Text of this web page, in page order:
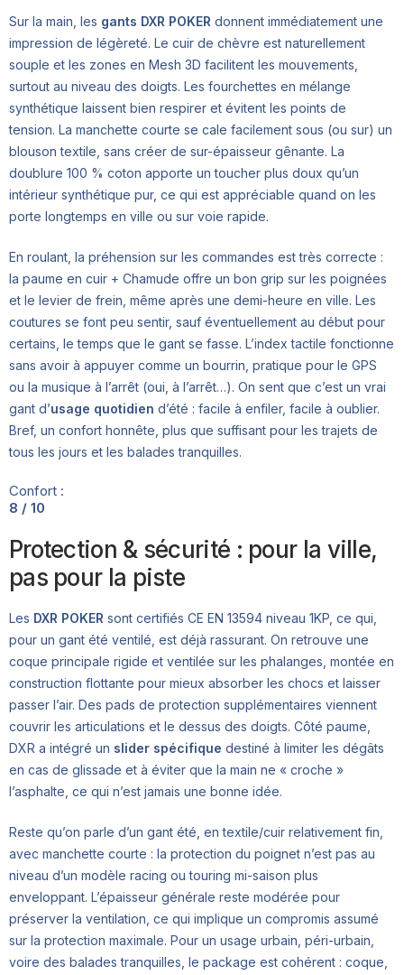
Sur la main, les gants DXR POKER donnent immédiatement une
impression de légèreté. Le cuir de chèvre est naturellement
souple et les zones en Mesh 3D facilitent les mouvements,
surtout au niveau des doigts. Les fourchettes en mélange
synthétique laissent bien respirer et évitent les points de
tension. La manchette courte se cale facilement sous (ou sur) un
blouson textile, sans créer de sur-épaisseur gênante. La
doublure 100 % coton apporte un toucher plus doux qu’un
intérieur synthétique pur, ce qui est appréciable quand on les
porte longtemps en ville ou sur voie rapide.
En roulant, la préhension sur les commandes est très correcte :
la paume en cuir + Chamude offre un bon grip sur les poignées
et le levier de frein, même après une demi-heure en ville. Les
coutures se font peu sentir, sauf éventuellement au début pour
certains, le temps que le gant se fasse. L’index tactile fonctionne
sans avoir à appuyer comme un bourrin, pratique pour le GPS
ou la musique à l’arrêt (oui, à l’arrêt…). On sent que c’est un vrai
gant d’usage quotidien d’été : facile à enfiler, facile à oublier.
Bref, un confort honnête, plus que suffisant pour les trajets de
tous les jours et les balades tranquilles.
Confort :
8 / 10
Protection & sécurité : pour la ville,
pas pour la piste
Les DXR POKER sont certifiés CE EN 13594 niveau 1KP, ce qui,
pour un gant été ventilé, est déjà rassurant. On retrouve une
coque principale rigide et ventilée sur les phalanges, montée en
construction flottante pour mieux absorber les chocs et laisser
passer l’air. Des pads de protection supplémentaires viennent
couvrir les articulations et le dessus des doigts. Côté paume,
DXR a intégré un slider spécifique destiné à limiter les dégâts
en cas de glissade et à éviter que la main ne « croche »
l’asphalte, ce qui n’est jamais une bonne idée.
Reste qu’on parle d’un gant été, en textile/cuir relativement fin,
avec manchette courte : la protection du poignet n’est pas au
niveau d’un modèle racing ou touring mi-saison plus
enveloppant. L’épaisseur générale reste modérée pour
préserver la ventilation, ce qui implique un compromis assumé
sur la protection maximale. Pour un usage urbain, péri-urbain,
voire des balades tranquilles, le package est cohérent : coque,